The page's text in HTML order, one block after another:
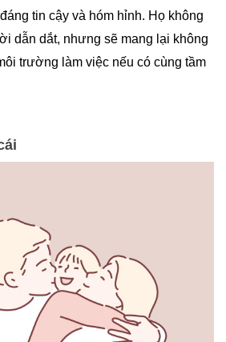
tin cậy và hóm hỉnh. Họ không
dẫn dắt, nhưng sẽ mang lại không
trường làm việc nếu có cùng tầm